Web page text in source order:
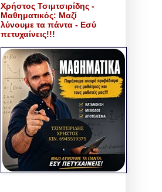
Χρήστος Τσιμτσιρίδης -
Μαθηματικός: Μαζί
λύνουμε τα πάντα - Εσύ
πετυχαίνεις!!!